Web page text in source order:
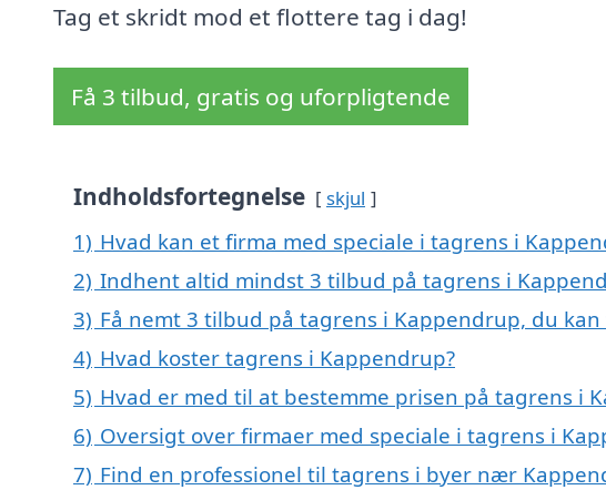
Tag et skridt mod et flottere tag i dag!
Få 3 tilbud, gratis og uforpligtende
Indholdsfortegnelse skjul
1) Hvad kan et firma med speciale i tagrens i
2) Indhent altid mindst 3 tilbud på tagrens i
3) Få nemt 3 tilbud på tagrens i Kappendrup, du
4) Hvad koster tagrens i Kappendrup?
5) Hvad er med til at bestemme prisen på tagrens i
6) Oversigt over firmaer med speciale i tagrens i
7) Find en professionel til tagrens i byer nær